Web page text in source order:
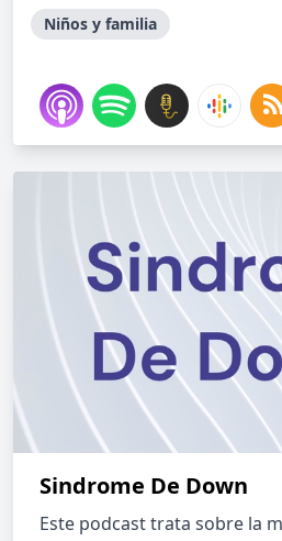
Niños y familia
Sindrome De Down
Este podcast trata sobre la